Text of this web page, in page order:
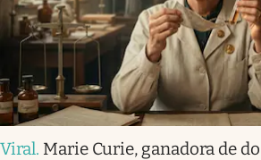
Viral. Marie Curie, ganadora de